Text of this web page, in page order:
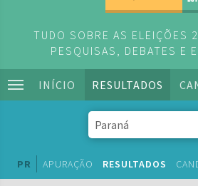
TUDO SOBRE AS ELEIÇÕES
PESQUISAS, DEBATES E
INÍCIO RESULTADOS
PR APURAÇÃO RESULTADOS